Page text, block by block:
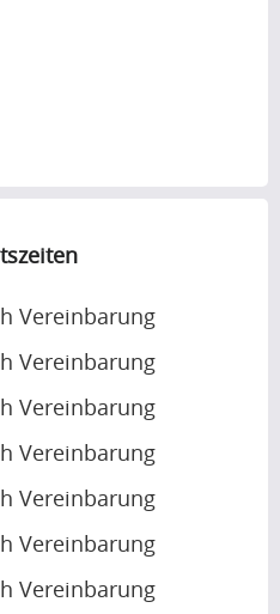
Vereinbarung
Vereinbarung
Vereinbarung
Vereinbarung
Vereinbarung
Vereinbarung
Vereinbarung